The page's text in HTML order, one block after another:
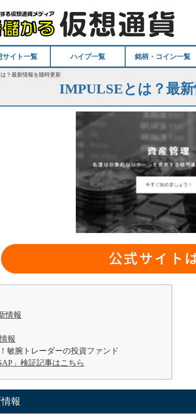
サイト一覧 ハイプ一覧 銘柄・コイン一覧
？最新情報を随時更新
IMPULSEとは？最
情報
報
敏腕トレーダーの投資ファンド
」検証記事はこちら
報